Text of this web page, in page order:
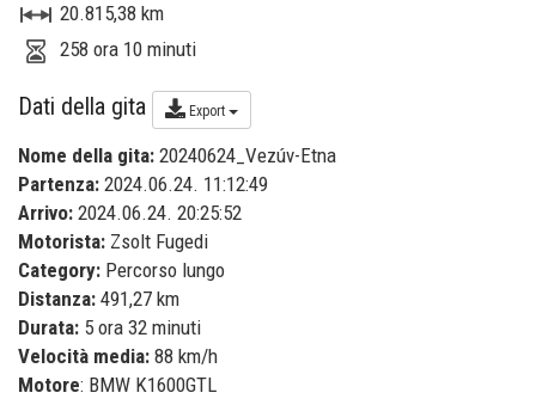
20.815,38 km
258 ora 10 minuti
Dati della gita Export
Nome della gita: 20240624_Vezúv-Etna
Partenza: 2024.06.24. 11:12:49
Arrivo: 2024.06.24. 20:25:52
Motorista: Zsolt Fugedi
Category: Percorso lungo
Distanza: 491,27 km
Durata: 5 ora 32 minuti
Velocità media: 88 km/h
Motore: BMW K1600GTL